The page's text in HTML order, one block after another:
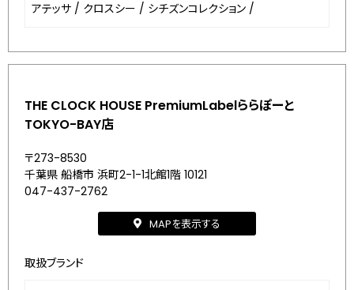
アテッサ / クロスシー / シチズンコレクション /
THE CLOCK HOUSE PremiumLabelららぽーと
TOKYO-BAY店
〒273-8530
千葉県 船橋市 浜町2-1-1北館1階 10121
047-437-2762
MAPを表示する
取扱ブランド